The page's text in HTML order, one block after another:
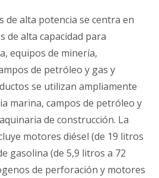
de alta potencia se centra en
alta capacidad para
equipos de minería,
de petróleo y gas y
se utilizan ampliamente
marina, campos de petróleo y
de construcción. La
motores diésel (de 19 litros
gasolina (de 5,9 litros a 72
de perforación y motores